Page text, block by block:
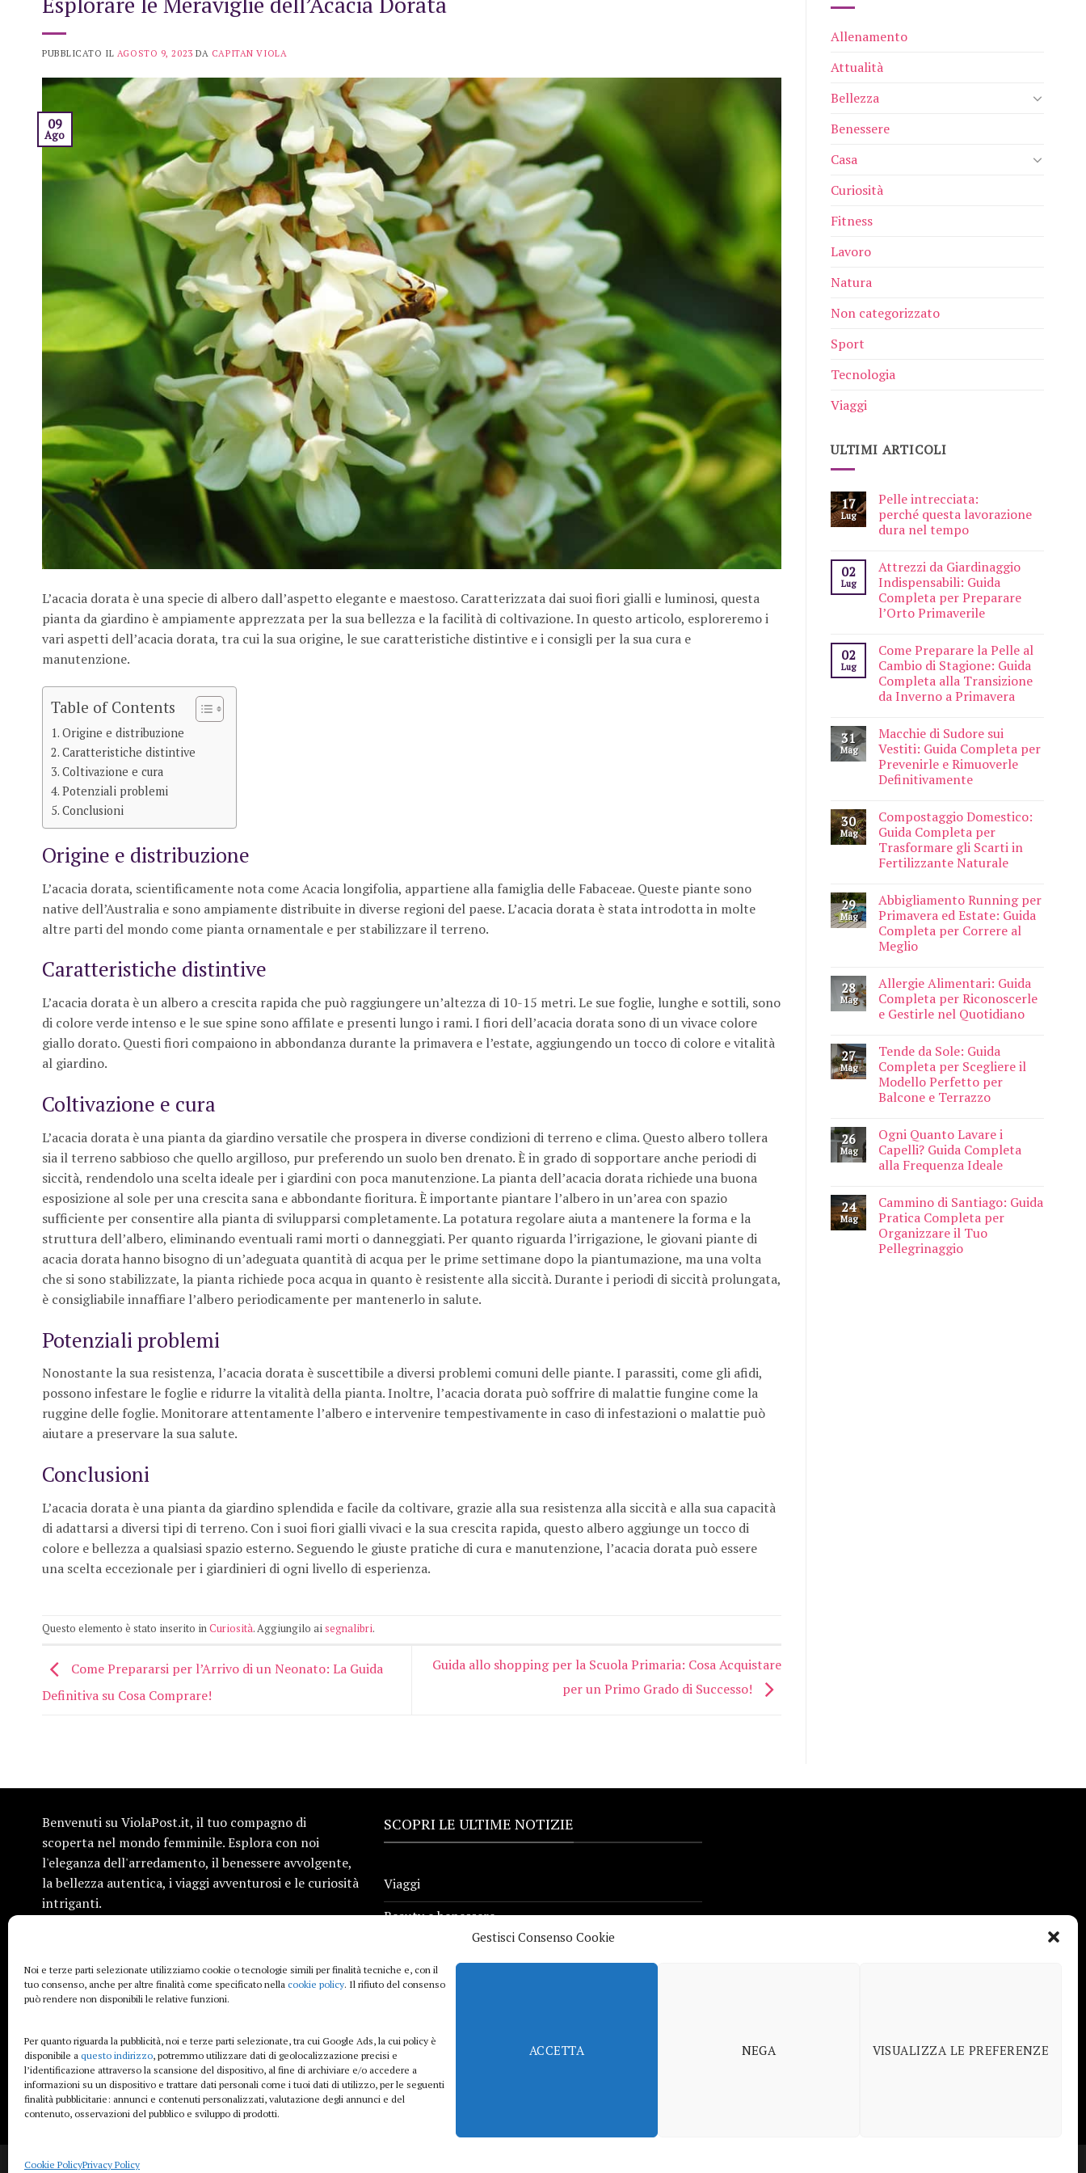
Gestisci Consenso Cookie
Noi e terze parti selezionate utilizziamo cookie o tecnologie simili per finalità tecniche e, con il
tuo consenso, anche per altre finalità come specificato nella cookie policy. Il rifiuto del consenso
può rendere non disponibili le relative funzioni.
Per quanto riguarda la pubblicità, noi e terze parti selezionate, tra cui Google Ads, la cui policy è
disponibile a questo indirizzo, potremmo utilizzare dati di geolocalizzazione precisi e
l’identificazione attraverso la scansione del dispositivo, al fine di archiviare e/o accedere a
informazioni su un dispositivo e trattare dati personali come i tuoi dati di utilizzo, per le seguenti
finalità pubblicitarie: annunci e contenuti personalizzati, valutazione degli annunci e del
contenuto, osservazioni del pubblico e sviluppo di prodotti.
ACCETTA NEGA VISUALIZZA LE PREFERENZE
Cookie PolicyPrivacy Policy
PUBBLICATO IL AGOSTO 9, 2023 DA CAPITAN VIOLA
09
Ago
L’acacia dorata è una specie di albero dall’aspetto elegante e maestoso. Caratterizzata dai suoi fiori gialli e luminosi, questa
pianta da giardino è ampiamente apprezzata per la sua bellezza e la facilità di coltivazione. In questo articolo, esploreremo i
vari aspetti dell’acacia dorata, tra cui la sua origine, le sue caratteristiche distintive e i consigli per la sua cura e
manutenzione.
Table of Contents
Origine e distribuzione
Caratteristiche distintive
Coltivazione e cura
Potenziali problemi
Conclusioni
Origine e distribuzione
L’acacia dorata, scientificamente nota come Acacia longifolia, appartiene alla famiglia delle Fabaceae. Queste piante sono
native dell’Australia e sono ampiamente distribuite in diverse regioni del paese. L’acacia dorata è stata introdotta in molte
altre parti del mondo come pianta ornamentale e per stabilizzare il terreno.
Caratteristiche distintive
L’acacia dorata è un albero a crescita rapida che può raggiungere un’altezza di 10-15 metri. Le sue foglie, lunghe e sottili, sono
di colore verde intenso e le sue spine sono affilate e presenti lungo i rami. I fiori dell’acacia dorata sono di un vivace colore
giallo dorato. Questi fiori compaiono in abbondanza durante la primavera e l’estate, aggiungendo un tocco di colore e vitalità
al giardino.
Coltivazione e cura
L’acacia dorata è una pianta da giardino versatile che prospera in diverse condizioni di terreno e clima. Questo albero tollera
sia il terreno sabbioso che quello argilloso, pur preferendo un suolo ben drenato. È in grado di sopportare anche periodi di
siccità, rendendolo una scelta ideale per i giardini con poca manutenzione. La pianta dell’acacia dorata richiede una buona
esposizione al sole per una crescita sana e abbondante fioritura. È importante piantare l’albero in un’area con spazio
sufficiente per consentire alla pianta di svilupparsi completamente. La potatura regolare aiuta a mantenere la forma e la
struttura dell’albero, eliminando eventuali rami morti o danneggiati. Per quanto riguarda l’irrigazione, le giovani piante di
acacia dorata hanno bisogno di un’adeguata quantità di acqua per le prime settimane dopo la piantumazione, ma una volta
che si sono stabilizzate, la pianta richiede poca acqua in quanto è resistente alla siccità. Durante i periodi di siccità prolungata,
è consigliabile innaffiare l’albero periodicamente per mantenerlo in salute.
Potenziali problemi
Nonostante la sua resistenza, l’acacia dorata è suscettibile a diversi problemi comuni delle piante. I parassiti, come gli afidi,
possono infestare le foglie e ridurre la vitalità della pianta. Inoltre, l’acacia dorata può soffrire di malattie fungine come la
ruggine delle foglie. Monitorare attentamente l’albero e intervenire tempestivamente in caso di infestazioni o malattie può
aiutare a preservare la sua salute.
Conclusioni
L’acacia dorata è una pianta da giardino splendida e facile da coltivare, grazie alla sua resistenza alla siccità e alla sua capacità
di adattarsi a diversi tipi di terreno. Con i suoi fiori gialli vivaci e la sua crescita rapida, questo albero aggiunge un tocco di
colore e bellezza a qualsiasi spazio esterno. Seguendo le giuste pratiche di cura e manutenzione, l’acacia dorata può essere
una scelta eccezionale per i giardinieri di ogni livello di esperienza.
Questo elemento è stato inserito inCuriosità. Aggiungilo aisegnalibri.
Come Prepararsi per l’Arrivo di un Neonato: La Guida
Definitiva su Cosa Comprare!
Guida allo shopping per la Scuola Primaria: Cosa Acquistare
per un Primo Grado di Successo!
Allenamento
Attualità
Bellezza
Benessere
Casa
Curiosità
Fitness
Lavoro
Natura
Non categorizzato
Sport
Tecnologia
Viaggi
ULTIMI ARTICOLI
17
Lug
Pelle intrecciata:
perché questa lavorazione
dura nel tempo
02
Lug
Attrezzi da Giardinaggio
Indispensabili: Guida
Completa per Preparare
l’Orto Primaverile
02
Lug
Come Preparare la Pelle al
Cambio di Stagione: Guida
Completa alla Transizione
da Inverno a Primavera
31
Mag
Macchie di Sudore sui
Vestiti: Guida Completa per
Prevenirle e Rimuoverle
Definitivamente
30
Mag
Compostaggio Domestico:
Guida Completa per
Trasformare gli Scarti in
Fertilizzante Naturale
29
Mag
Abbigliamento Running per
Primavera ed Estate: Guida
Completa per Correre al
Meglio
28
Mag
Allergie Alimentari: Guida
Completa per Riconoscerle
e Gestirle nel Quotidiano
27
Mag
Tende da Sole: Guida
Completa per Scegliere il
Modello Perfetto per
Balcone e Terrazzo
26
Mag
Ogni Quanto Lavare i
Capelli? Guida Completa
alla Frequenza Ideale
24
Mag
Cammino di Santiago: Guida
Pratica Completa per
Organizzare il Tuo
Pellegrinaggio
Benvenuti su ViolaPost.it, il tuo compagno di
scoperta nel mondo femminile. Esplora con noi
l'eleganza dell'arredamento, il benessere avvolgente,
la bellezza autentica, i viaggi avventurosi e le curiosità
intriganti.
nel nostro universo e lasciati affascinare dalle storie
che raccontiamo.
SCOPRI LE ULTIME NOTIZIE
Viaggi
Beauty e benessere
Curiosità
Sport
iTech
ViolaPost.it partecipa al Programma Affiliazione Amazon EU, un programma di affiliazione che consente ai siti di percepire una commissione pubblicitaria pubblicizzando e fornendo link al sito Amazon.it
PRIVACY POLICY COOKIE POLICY